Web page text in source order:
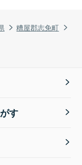
糟屋郡志免町
す